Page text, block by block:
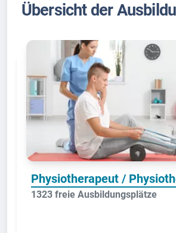
Übersicht der
Physiotherapeut /
1323 freie Ausbildungsplätze